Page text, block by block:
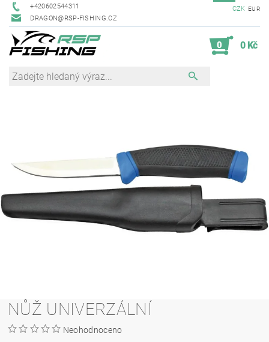
+420602544311
DRAGON@RSP-FISHING.CZ
CZK EUR
0 0 Kč
NŮŽ UNIVERZÁLNÍ
Neohodnoceno